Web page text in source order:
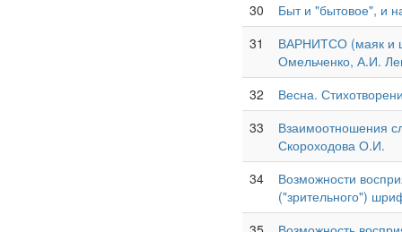
30
Быт и "бытовое", и
31
ВАРНИТСО (маяк и
Омельченко, А.И.
32
Весна.
33
Взаимоотношения
Скороходова О.И.
34
Возможности
("зрительного")